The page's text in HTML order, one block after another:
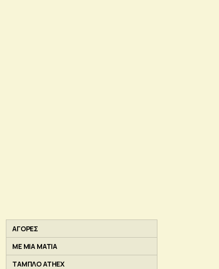
ΑΓΟΡΕΣ
ΜΕ ΜΙΑ ΜΑΤΙΑ
ΤΑΜΠΛΟ ATHEX